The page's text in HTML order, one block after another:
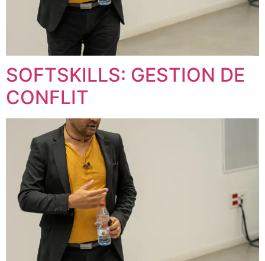
SOFTSKILLS: GESTION DE
CONFLIT